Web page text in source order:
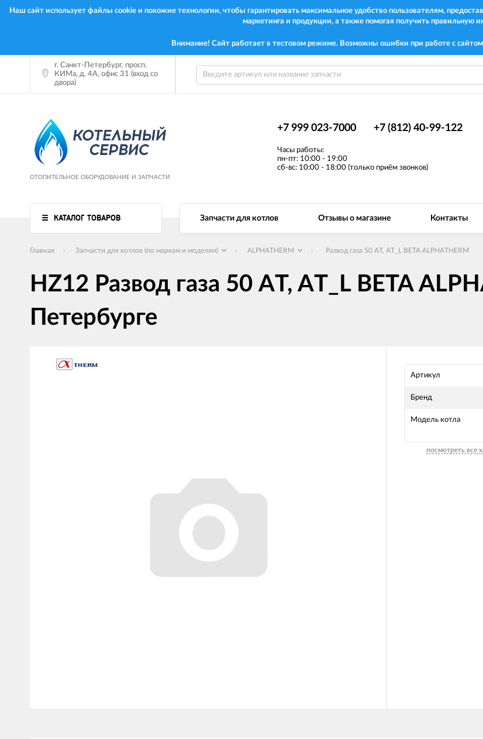
Наш сайт использует файлы cookie и похожие технологии, чтобы гарантировать максимальное удобство пользователям,
маркетинга и продукции, а также помогая получить правильную
Внимание! Сайт работает в тестовом режиме. Возможны ошибки при работе с
г. Санкт-Петербург, просп.
КИМа, д. 4А, офис 31 (вход со
двора)
ОТОПИТЕЛЬНОЕ ОБОРУДОВАНИЕ И ЗАПЧАСТИ
+7 999 023-7000 +7 (812) 40-99-122
Часы работы:
пн-пт: 10:00 - 19:00
сб-вс: 10:00 - 18:00 (только приём звонков)
КАТАЛОГ ТОВАРОВ Запчасти для котлов Отзывы о магазине Контакты
Главная Запчасти для котлов (по маркам и моделям) ALPHATHERM Развод газа 50 AT, AT_L BETA ALPHATHERM
HZ12 Развод газа 50 AT, AT_L BETA
Петербурге
товаров
Артикул
Бренд
Модель котла
посмотреть все